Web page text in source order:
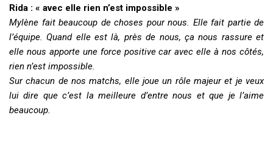
Rida : « avec elle rien n’est impossible »
Mylène fait beaucoup de choses pour nous. Elle fait partie de
l’équipe. Quand elle est là, près de nous, ça nous rassure et
elle nous apporte une force positive car avec elle à nos côtés,
rien n’est impossible.
Sur chacun de nos matchs, elle joue un rôle majeur et je veux
lui dire que c’est la meilleure d’entre nous et que je l’aime
beaucoup.